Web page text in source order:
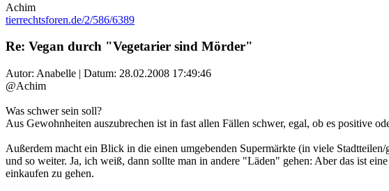
Achim
tierrechtsforen.de/2/586/6389
Re: Vegan durch "Vegetarier sind Mörder"
Autor: Anabelle | Datum: 28.02.2008 17:49:46
@Achim
Was schwer sein soll?
Aus Gewohnheiten auszubrechen ist in fast allen Fällen schwer, egal, ob es positive
Außerdem macht ein Blick in die einen umgebenden Supermärkte (in viele
und so weiter. Ja, ich weiß, dann sollte man in andere "Läden" gehen: Aber das ist
einkaufen zu gehen.